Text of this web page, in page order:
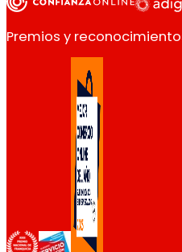
Premios y